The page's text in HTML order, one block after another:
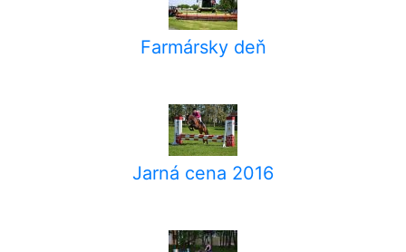
Farmársky deň
Jarná cena 2016